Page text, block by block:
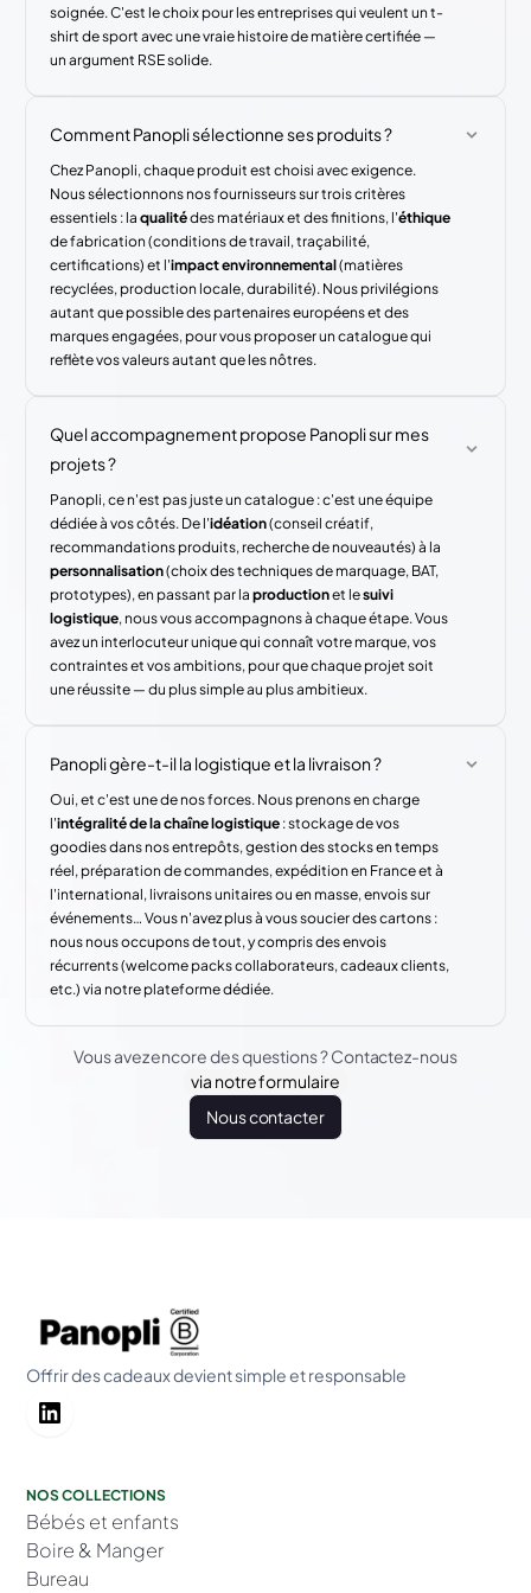
soignée. C'est le choix pour les entreprises qui veulent un t-
shirt de sport avec une vraie histoire de matière certifiée —
un argument RSE solide.
Comment Panopli sélectionne ses produits ?
Chez Panopli, chaque produit est choisi avec exigence.
Nous sélectionnons nos fournisseurs sur trois critères
essentiels : laqualitédes matériaux et des finitions, l'éthique
de fabrication (conditions de travail, traçabilité,
certifications) et l'impact environnemental(matières
recyclées, production locale, durabilité). Nous privilégions
autant que possible des partenaires européens et des
marques engagées, pour vous proposer un catalogue qui
reflète vos valeurs autant que les nôtres.
Quel accompagnement propose Panopli sur mes
projets ?
Panopli, ce n'est pas juste un catalogue : c'est une équipe
dédiée à vos côtés. De l'idéation(conseil créatif,
recommandations produits, recherche de nouveautés) à la
personnalisation(choix des techniques de marquage, BAT,
prototypes), en passant par laproductionet lesuivi
logistique, nous vous accompagnons à chaque étape. Vous
avez un interlocuteur unique qui connaît votre marque, vos
contraintes et vos ambitions, pour que chaque projet soit
une réussite — du plus simple au plus ambitieux.
Panopli gère-t-il la logistique et la livraison ?
Oui, et c'est une de nos forces. Nous prenons en charge
l'intégralité de la chaîne logistique : stockage de vos
goodies dans nos entrepôts, gestion des stocks en temps
réel, préparation de commandes, expédition en France et à
l'international, livraisons unitaires ou en masse, envois sur
événements… Vous n'avez plus à vous soucier des cartons :
nous nous occupons de tout, y compris des envois
récurrents (welcome packs collaborateurs, cadeaux clients,
etc.) via notre plateforme dédiée.
Vous avez encore des questions ? Contactez-nous
via notre formulaire
Nous contacter
Offrir des cadeaux devient simple et responsable
NOS COLLECTIONS
Bébés et enfants
Boire & Manger
Bureau